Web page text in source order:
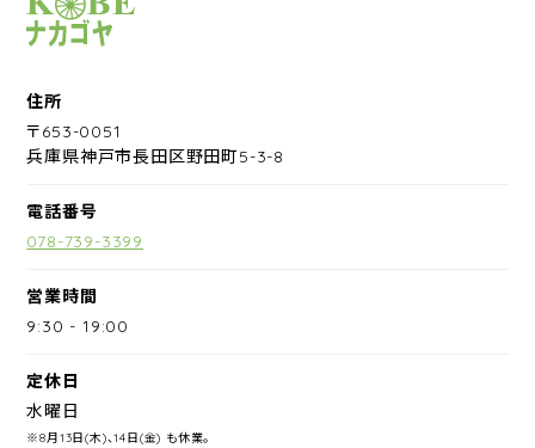
住所
〒653-0051
兵庫県神戸市長田区野田町5-3-8
電話番号
078-739-3399
営業時間
9:30 -19:00
定休日
水曜日
※8月13日(木)、14日(金) も休業。